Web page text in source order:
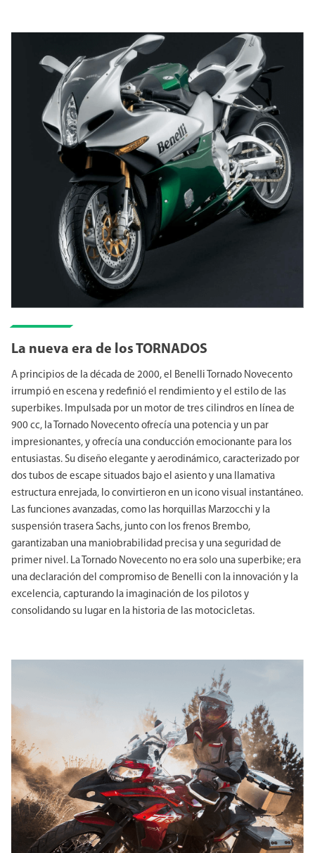
La nueva era de los TORNADOS
A principios de la década de 2000, el Benelli Tornado Novecento
irrumpió en escena y redefinió el rendimiento y el estilo de las
superbikes. Impulsada por un motor de tres cilindros en línea de
900 cc, la Tornado Novecento ofrecía una potencia y un par
impresionantes, y ofrecía una conducción emocionante para los
entusiastas. Su diseño elegante y aerodinámico, caracterizado por
dos tubos de escape situados bajo el asiento y una llamativa
estructura enrejada, lo convirtieron en un icono visual instantáneo.
Las funciones avanzadas, como las horquillas Marzocchi y la
suspensión trasera Sachs, junto con los frenos Brembo,
garantizaban una maniobrabilidad precisa y una seguridad de
primer nivel. La Tornado Novecento no era solo una superbike; era
una declaración del compromiso de Benelli con la innovación y la
excelencia, capturando la imaginación de los pilotos y
consolidando su lugar en la historia de las motocicletas.